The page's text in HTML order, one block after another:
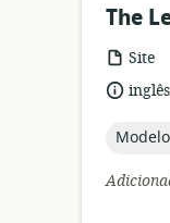
The
formato
de
Site
idioma:
inglês
topic: